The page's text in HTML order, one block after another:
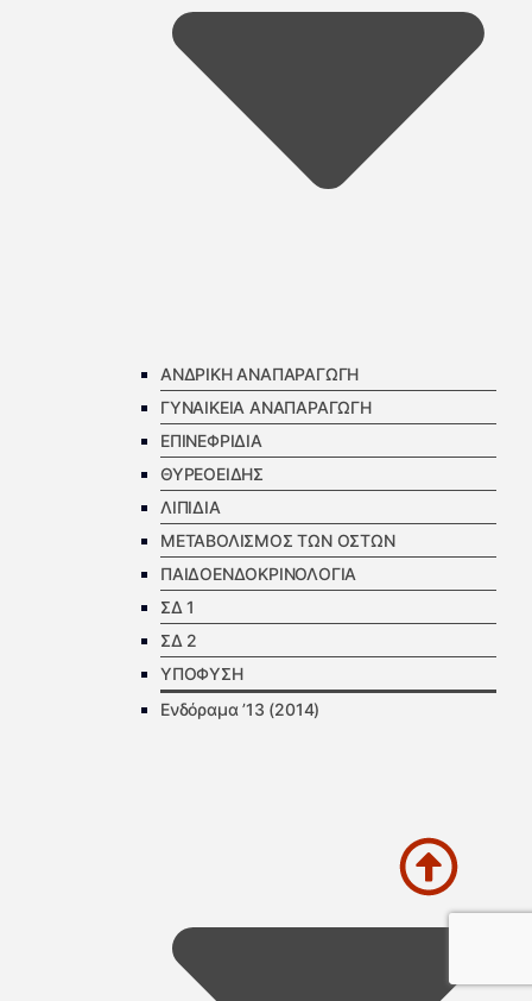
ΑΝΔΡΙΚΗ ΑΝΑΠΑΡΑΓΩΓΗ
ΓΥΝΑΙΚΕΙΑ ΑΝΑΠΑΡΑΓΩΓΗ
ΕΠΙΝΕΦΡΙΔΙΑ
ΘΥΡΕΟΕΙΔΗΣ
ΛΙΠΙΔΙΑ
ΜΕΤΑΒΟΛΙΣΜΟΣ ΤΩΝ ΟΣΤΩΝ
ΠΑΙΔΟΕΝΔΟΚΡΙΝΟΛΟΓΙΑ
ΣΔ 1
ΣΔ 2
ΥΠΟΦΥΣΗ
Ενδόραμα ’13 (2014)